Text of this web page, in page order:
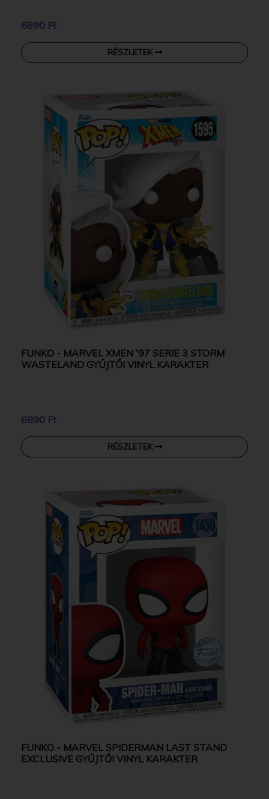
6890 Ft
RÉSZLETEK
FUNKO - MARVEL XMEN '97 SERIE 3 STORM
WASTELAND GYŰJTŐI VINYL KARAKTER
6890 Ft
RÉSZLETEK
FUNKO - MARVEL SPIDERMAN LAST STAND
EXCLUSIVE GYŰJTŐI VINYL KARAKTER